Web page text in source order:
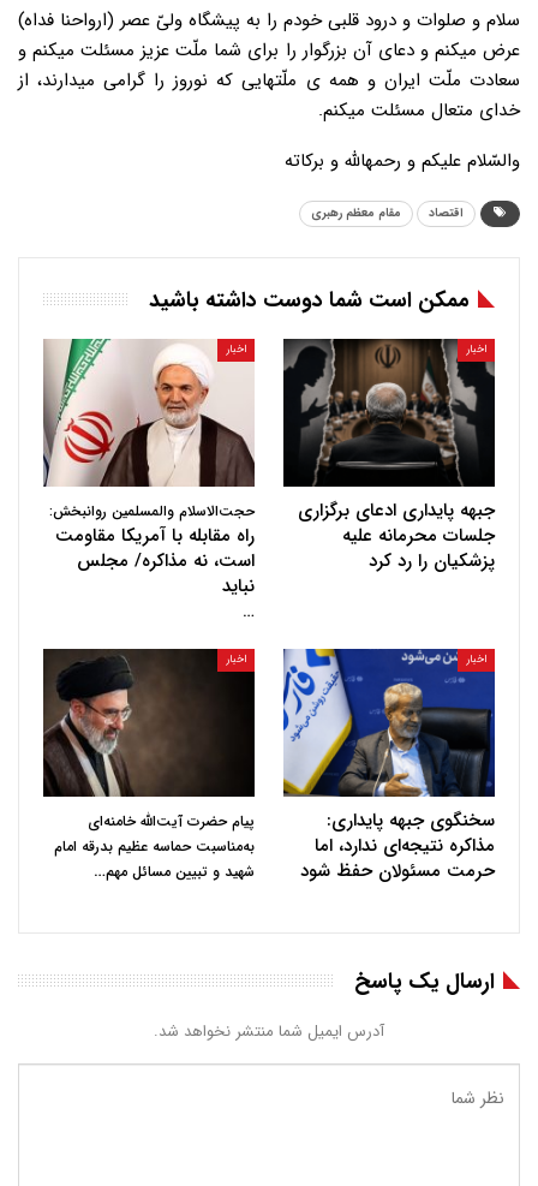
سلام و صلوات و درود قلبی خودم را به پیشگاه ولیّ عصر (ارواحنا فداه)
عرض میکنم و دعای آن بزرگوار را برای شما ملّت عزیز مسئلت میکنم و
سعادت ملّت ایران و همه ی ملّتهایی که نوروز را گرامی میدارند، از
خدای متعال مسئلت میکنم.
والسّلام علیکم و رحمهالله و برکاته
اقتصاد مقام معظم رهبری
ممکن است شما دوست داشته باشید
اخبار
جبهه پایداری ادعای برگزاری
جلسات محرمانه علیه
پزشکیان را رد کرد
اخبار
حجت‌الاسلام والمسلمین روانبخش:
راه مقابله با آمریکا مقاومت
است، نه مذاکره/ مجلس
نباید
…
اخبار
سخنگوی جبهه پایداری:
مذاکره نتیجه‌ای ندارد، اما
حرمت مسئولان حفظ شود
اخبار
پیام حضرت آیت‌الله خامنه‌ای
به‌مناسبت حماسه عظیم بدرقه امام
شهید و تبیین مسائل مهم…
ارسال یک پاسخ
آدرس ایمیل شما منتشر نخواهد شد.